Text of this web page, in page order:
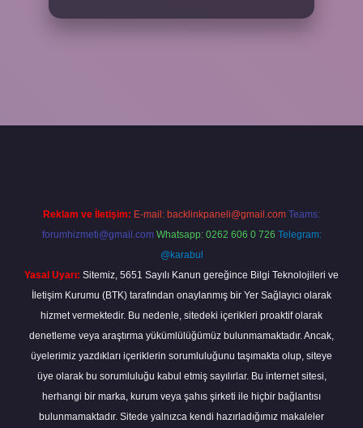
Reklam ve İletişim: E-mail: backlinkpaneli@gmail.com Teams:
forumhizmeti@gmail.com Whatsapp: 0262 606 0 726 Telegram:
@karabul
Yasal Uyarı: Sitemiz, 5651 Sayılı Kanun gereğince Bilgi Teknolojileri ve
İletişim Kurumu (BTK) tarafından onaylanmış bir Yer Sağlayıcı olarak
hizmet vermektedir. Bu nedenle, sitedeki içerikleri proaktif olarak
denetleme veya araştırma yükümlülüğümüz bulunmamaktadır. Ancak,
üyelerimiz yazdıkları içeriklerin sorumluluğunu taşımakta olup, siteye
üye olarak bu sorumluluğu kabul etmiş sayılırlar. Bu internet sitesi,
herhangi bir marka, kurum veya şahıs şirketi ile hiçbir bağlantısı
bulunmamaktadır. Sitede yalnızca kendi hazırladığımız makaleler